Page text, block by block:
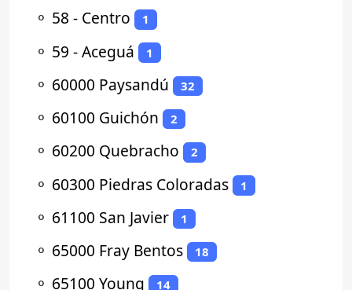
⚬ 58 - Centro 1
⚬ 59 - Aceguá 1
⚬ 60000 Paysandú 32
⚬ 60100 Guichón 2
⚬ 60200 Quebracho 2
⚬ 60300 Piedras Coloradas 1
⚬ 61100 San Javier 1
⚬ 65000 Fray Bentos 18
⚬ 65100 Young 14